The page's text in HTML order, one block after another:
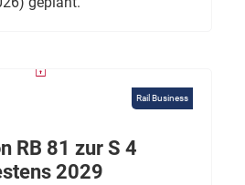
Rail Business
RB 81 zur S 4
2029